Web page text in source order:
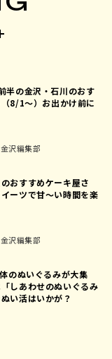
半の金沢・石川のおす
8/1〜）お出かけ前に
沢編集部
おすすめケーキ屋さ
ーツで甘〜い時間を楽
沢編集部
のぬいぐるみが大集
しあわせのぬいぐるみ
い活はいかが？